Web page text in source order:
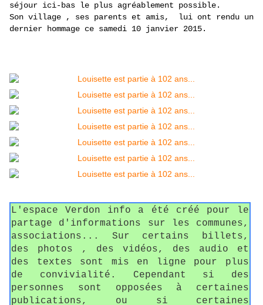
séjour ici-bas le plus agréablement possible.
Son village , ses parents et amis, lui ont rendu un
dernier hommage ce samedi 10 janvier 2015.
L'espace Verdon info a été créé pour le
partage d'informations sur les communes,
associations... Sur certains billets,
des photos , des vidéos, des audio et
des textes sont mis en ligne pour plus
de convivialité. Cependant si des
personnes sont opposées à certaines
publications, ou si certaines